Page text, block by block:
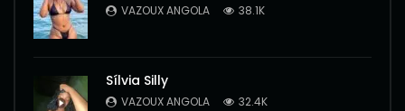
VAZOUX ANGOLA 38.1K
Sílvia Silly
VAZOUX ANGOLA 32.4K